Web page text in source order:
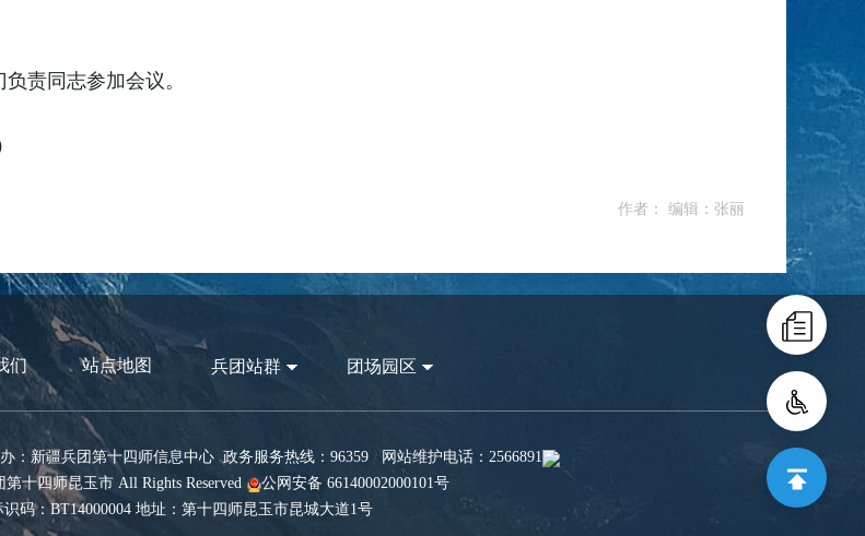
责同志参加会议。
作者： 编辑：张丽
们 站点地图 兵团站群 团场园区
：新疆兵团第十四师信息中心 政务服务热线：96359 网站维护电话：2566891
十四师昆玉市 All Rights Reserved
公网安备 66140002000101号
：BT14000004 地址：第十四师昆玉市昆城大道1号